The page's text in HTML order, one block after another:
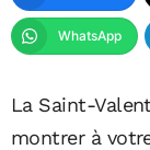
WhatsApp
La Saint-
montrer à